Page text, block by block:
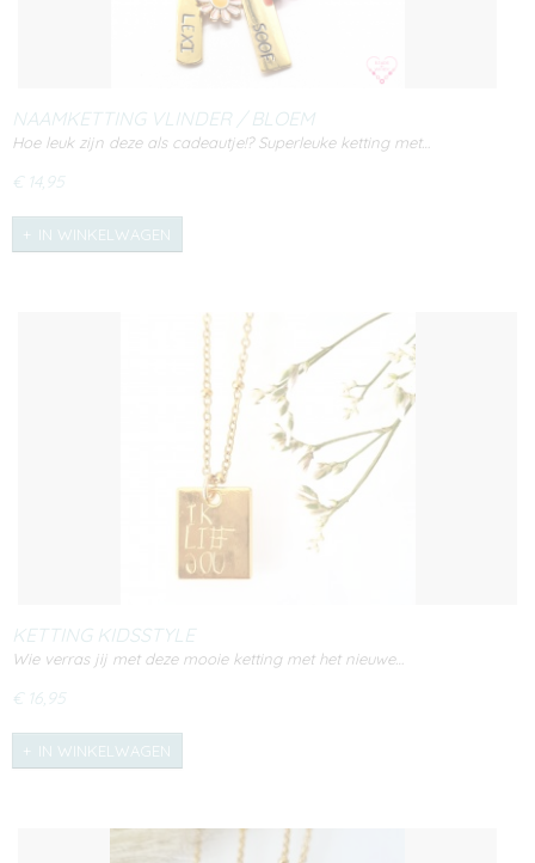
NAAMKETTING VLINDER / BLOEM
Hoe leuk zijn deze als cadeautje!? Superleuke ketting met…
€ 14,95
IN WINKELWAGEN
KETTING KIDSSTYLE
Wie verras jij met deze mooie ketting met het nieuwe…
€ 16,95
IN WINKELWAGEN